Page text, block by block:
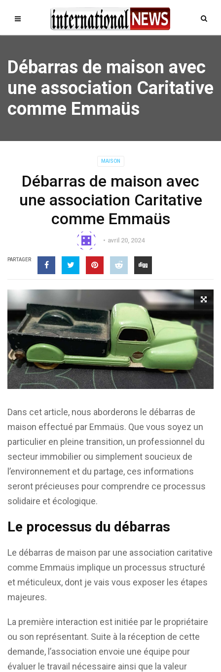
Débarras de maison avec
une association Caritative
comme Emmaüs
MAISON
Débarras de maison avec
une association Caritative
comme Emmaüs
avril 20, 2024
PARTAGER
Dans cet article, nous aborderons le débarras de
maison effectué par Emmaüs. Que vous soyez un
particulier en pleine transition, un professionnel du
secteur immobilier ou simplement soucieux de
l’environnement et du partage, ces informations
seront précieuses pour comprendre ce processus
solidaire et écologique.
Le processus du débarras
Le débarras de maison par une association caritative
comme Emmaüs implique un processus structuré
et méticuleux, dont je vais vous exposer les étapes
majeures.
La première interaction est initiée par le propriétaire
ou son représentant. Suite à la réception de cette
demande, l’association envoie une équipe pour
évaluer le travail nécessaire ainsi que la valeur